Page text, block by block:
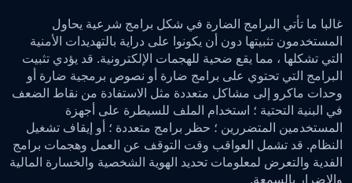
غالبا ما تأتي البرامج الضارة في شكل برامج شرعية يحاول
المستخدمون تثبيتها دون أن يكونوا على دراية بالتهديدات الأمنية
التي تشكلها ، مما يقع ضحية للهجمات الإلكترونية. قد يؤدي تثبيت
البرامج التي تحتوي على برامج ضارة أو نصوص برمجية ضارة أو
وحدات ماكرو إلى مشاكل متعددة مثل الاستفادة من نقاط الضعف
في البنية التحتية ؛ استخدام الملف للسيطرة على أجهزة
المستخدمين المتضررين ؛ حظر برامج متعددة ؛ أو إيقاف تشغيل
النظام. قد تشمل العواقب وقت التوقف عن العمل وهجمات برامج
الفدية والتعرض لمعلومات تحديد الهوية الشخصية والخسارة المالية
والإضرار بالسمعة.